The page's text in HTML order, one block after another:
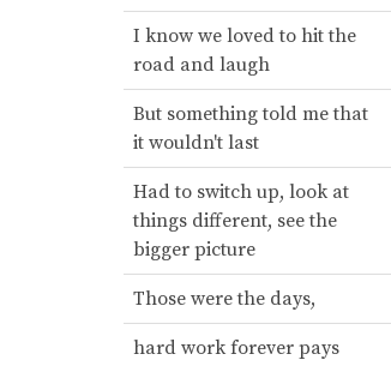
I know we loved to hit the
road and laugh
But something told me that
it wouldn't last
Had to switch up, look at
things different, see the
bigger picture
Those were the days,
hard work forever pays